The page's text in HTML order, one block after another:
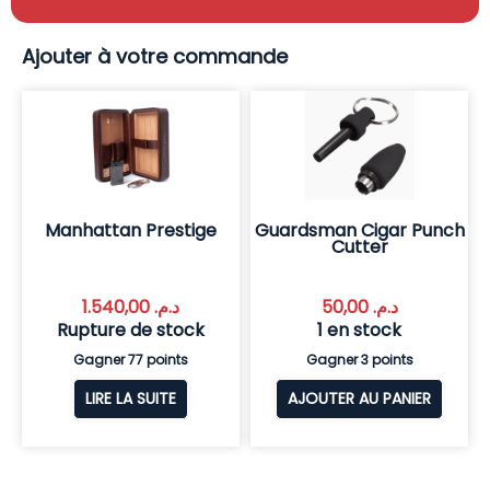
Ajouter à votre commande
Manhattan Prestige
د.م.
Rupture de stock
Gagner 77 points
LIRE LA SUITE
Guardsman Cigar Punch
Cutter
د.م.50,00
1 en stock
Gagner 3 points
AJOUTER AU PANIER